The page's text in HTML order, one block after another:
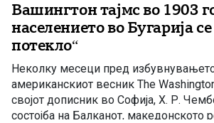
Вашингтон тајмс во 1903
населението во Бугарија
потекло“
Неколку месеци пред
американскиот весник The
својот дописник во Софија, Х. Р.
состојба на Балканот,